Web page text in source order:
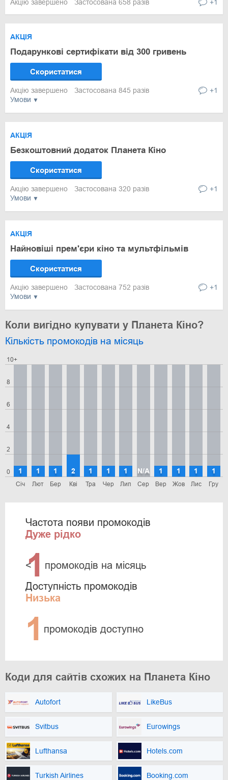
Акцію завершено Застосована 658 разів +1
Умови
АКЦІЯ
Подарункові сертифікати від 300 гривень
Скористатися
Акцію завершено Застосована 845 разів +1
Умови
АКЦІЯ
Безкоштовний додаток Планета Кіно
Скористатися
Акцію завершено Застосована 320 разів +1
Умови
АКЦІЯ
Найновіші прем'єри кіно та мультфільмів
Скористатися
Акцію завершено Застосована 752 разів +1
Коли вигідно купувати у Планета Кіно?
Кількість промокодів на місяць
0
2
4
6
8
10+
Січ
1
Лют
1
Бер
1
Кві
2
Тра
1
Чер
1
Лип
1
Сер
N/A
Вер
1
Жов
1
Лис
1
Гру
1
Частота появи промокодів
Дуже рідко
<
1 промокодів на місяць
Доступність промокодів
Низька
1 промокодів доступно
Коди для сайтів схожих на Планета Кіно
Autofort LikeBus
Svitbus Eurowings
Lufthansa Hotels.com
Turkish Airlines Booking.com